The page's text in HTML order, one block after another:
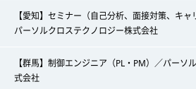
【愛知】セミナー（自己分析、面接対策、キ
パーソルクロステクノロジー株式会社
【群馬】制御エンジニア（PL・PM）／パーソ
式会社